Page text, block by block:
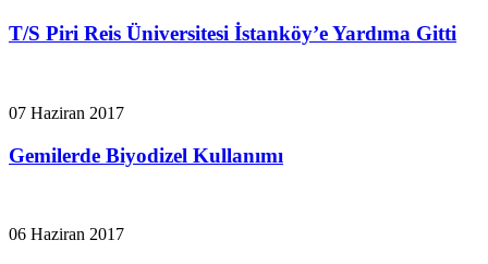
T/S Piri Reis Üniversitesi İstanköy’e Yardıma Gitti
07 Haziran 2017
Gemilerde Biyodizel Kullanımı
06 Haziran 2017